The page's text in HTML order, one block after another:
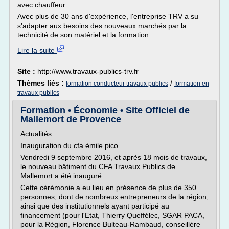
avec chauffeur
Avec plus de 30 ans d'expérience, l'entreprise TRV a su
s'adapter aux besoins des nouveaux marchés par la
technicité de son matériel et la formation...
Lire la suite
Site : http://www.travaux-publics-trv.fr
Thèmes liés : formation conducteur travaux publics / formation en
travaux publics
Formation • Économie • Site Officiel de
Mallemort de Provence
Actualités
Inauguration du cfa émile pico
Vendredi 9 septembre 2016, et après 18 mois de travaux,
le nouveau bâtiment du CFA Travaux Publics de
Mallemort a été inauguré.
Cette cérémonie a eu lieu en présence de plus de 350
personnes, dont de nombreux entrepreneurs de la région,
ainsi que des institutionnels ayant participé au
financement (pour l'Etat, Thierry Queffélec, SGAR PACA,
pour la Région, Florence Bulteau-Rambaud, conseillère